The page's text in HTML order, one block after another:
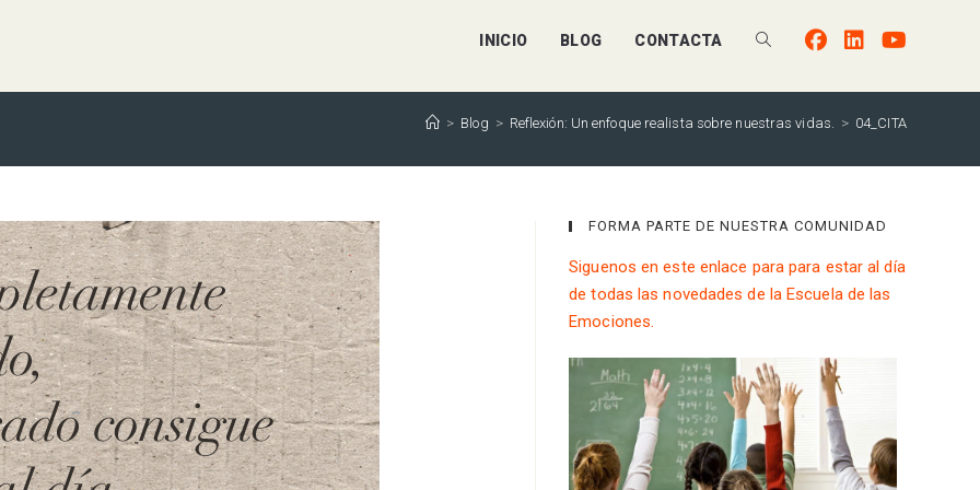
INICIO BLOG CONTACTA ALTERNAR
BÚSQUEDA
WEB
> Blog > Reflexión: Un enfoque realista sobre nuestras vidas. > 04_CITA
FORMA PARTE DE NUESTRA COMUNIDAD
Siguenos en este enlace para para estar al día
de todas las novedades de la Escuela de las
Emociones.